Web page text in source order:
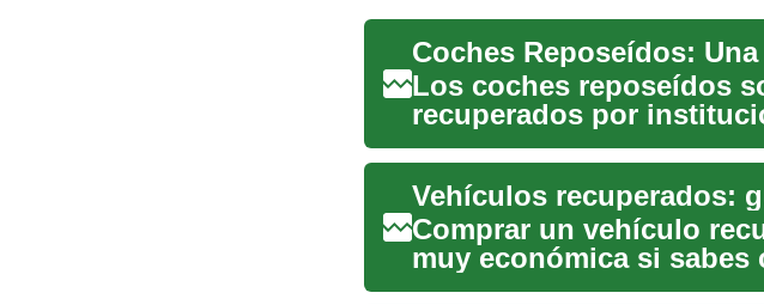
Los coches reposeídos
recuperados por
debido a que sus ...
Vehículos recuperados:
Comprar un vehículo
muy económica si sabes
dónde enco...